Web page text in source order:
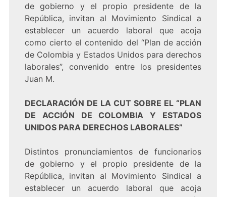
de gobierno y el propio presidente de la
República, invitan al Movimiento Sindical a
establecer un acuerdo laboral que acoja
como cierto el contenido del “Plan de acción
de Colombia y Estados Unidos para derechos
laborales”, convenido entre los presidentes
Juan M.
DECLARACIÓN DE LA CUT SOBRE EL “PLAN
DE ACCIÓN DE COLOMBIA Y ESTADOS
UNIDOS PARA DERECHOS LABORALES”
Distintos pronunciamientos de funcionarios
de gobierno y el propio presidente de la
República, invitan al Movimiento Sindical a
establecer un acuerdo laboral que acoja